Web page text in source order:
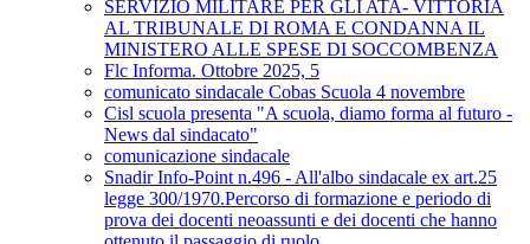
SERVIZIO MILITARE PER GLI ATA- VITTORIA
AL TRIBUNALE DI ROMA E CONDANNA IL
MINISTERO ALLE SPESE DI SOCCOMBENZA
Flc Informa. Ottobre 2025, 5
comunicato sindacale Cobas Scuola 4 novembre
Cisl scuola presenta "A scuola, diamo forma al futuro -
News dal sindacato"
comunicazione sindacale
Snadir Info-Point n.496 - All'albo sindacale ex art.25
legge 300/1970.Percorso di formazione e periodo di
prova dei docenti neoassunti e dei docenti che hanno